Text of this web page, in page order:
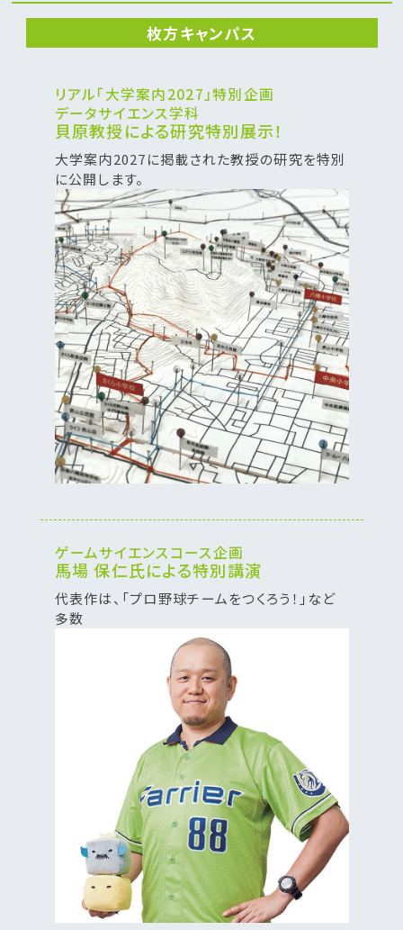
枚方キャンパス
リアル「大学案内2027」特別企画
データサイエンス学科
貝原教授による研究特別展示！
大学案内2027に掲載された教授の研究を特別
に公開します。
ゲームサイエンスコース企画
馬場 保仁氏による特別講演
代表作は、「プロ野球チームをつくろう！」など
多数